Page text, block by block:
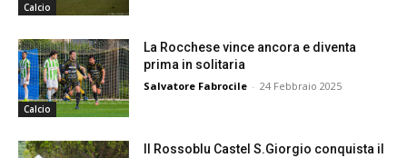
Calcio
Calcio
La Rocchese vince ancora e diventa
prima in solitaria
Salvatore Fabrocile - 24 Febbraio 2025
Il Rossoblu Castel S.Giorgio conquista il